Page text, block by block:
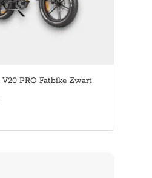
PRO Fatbike Zwart